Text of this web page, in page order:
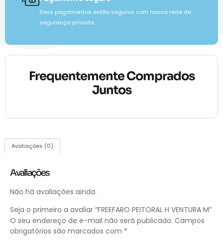
Seus pagamentos estão seguros com nossa rede de
segurança privada.
Frequentemente Comprados
Juntos
Avaliações (0)
Avaliações
Não há avaliações ainda.
Seja o primeiro a avaliar “FREEFARO PEITORAL H VENTURA M”
O seu endereço de e-mail não será publicado. Campos
obrigatórios são marcados com *